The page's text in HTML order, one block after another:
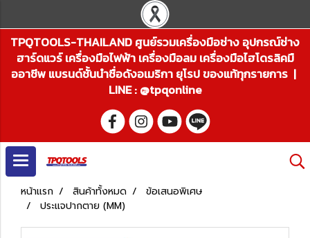
TPQTOOLS-THAILAND ศูนย์รวมเครื่องมือช่าง อุปกรณ์ช่าง
ฮาร์ดแวร์ เครื่องมือไฟฟ้า เครื่องมือลม เครื่องมือไฮโดรลิคมื
ออาชีพ แบรนด์ชั้นนำชื่อดังอเมริกา ยุโรป ของแท้ทุกรายการ |
LINE : @tpqonline
หน้าแรก สินค้าทั้งหมด
ข้อเสนอพิเศษ
ประแจปากตาย (MM)